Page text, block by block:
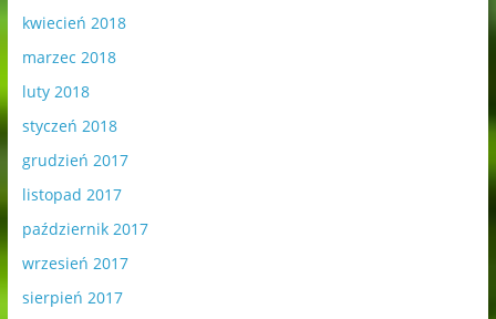
kwiecień 2018
marzec 2018
luty 2018
styczeń 2018
grudzień 2017
listopad 2017
październik 2017
wrzesień 2017
sierpień 2017